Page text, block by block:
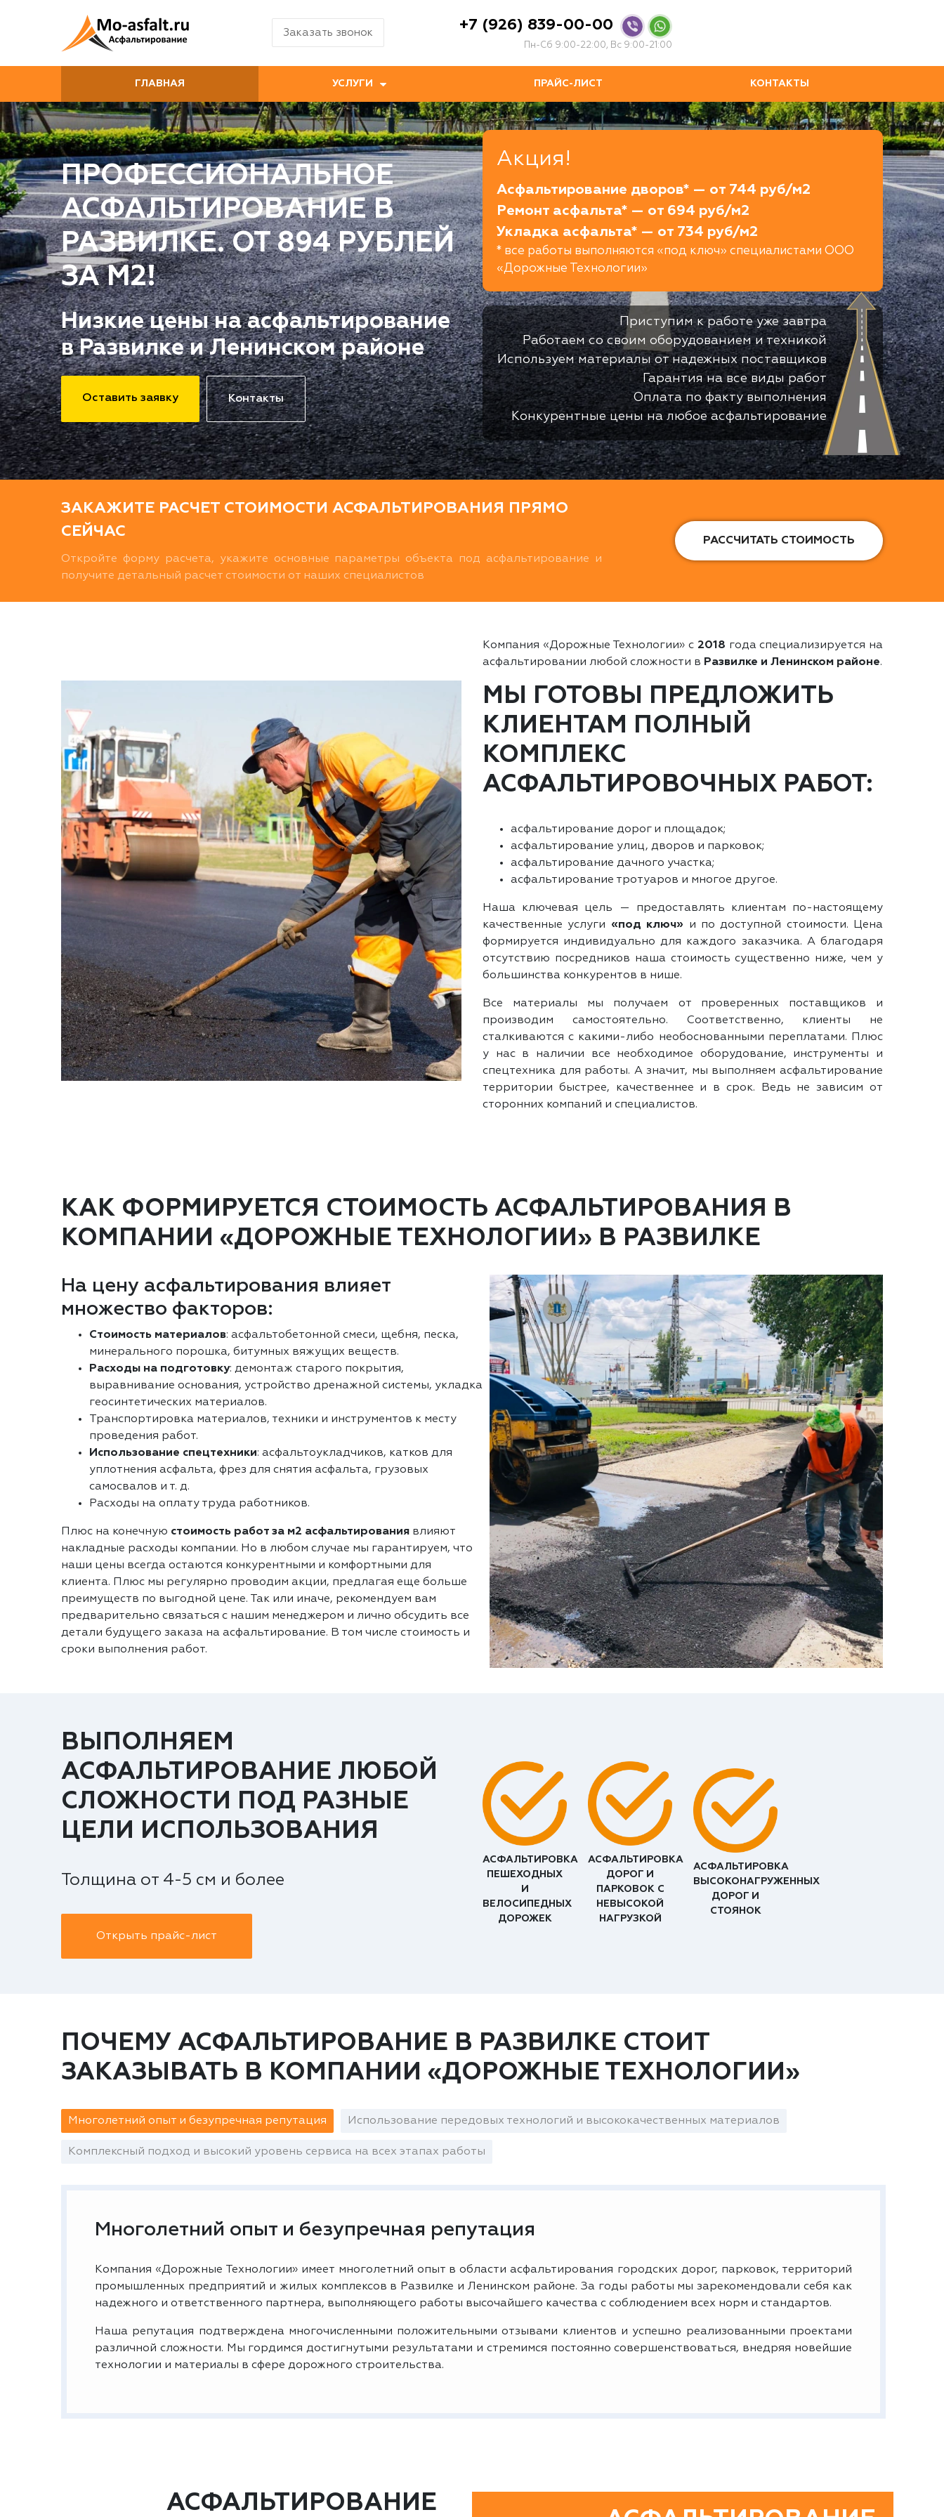
Заказать звонок +7 (926) 839-00-00
Пн-Сб 9:00-22:00, Вс 9:00-21:00
ГЛАВНАЯ УСЛУГИ ПРАЙС-ЛИСТ КОНТАКТЫ
ПРОФЕССИОНАЛЬНОЕ
АСФАЛЬТИРОВАНИЕ В
РАЗВИЛКЕ. ОТ 894 РУБЛЕЙ
ЗА М2!
Низкие цены на асфальтирование
в Развилке и Ленинском районе
Оставить заявку Контакты
Акция!
Асфальтирование дворов* — от 744 руб/м2
Ремонт асфальта* — от 694 руб/м2
Укладка асфальта* — от 734 руб/м2
* все работы выполняются «под ключ» специалистами ООО
«Дорожные Технологии»
Приступим к работе уже завтра
Работаем со своим оборудованием и техникой
Используем материалы от надежных поставщиков
Гарантия на все виды работ
Оплата по факту выполнения
Конкурентные цены на любое асфальтирование
ЗАКАЖИТЕ РАСЧЕТ СТОИМОСТИ АСФАЛЬТИРОВАНИЯ ПРЯМО
СЕЙЧАС
Откройте форму расчета, укажите основные параметры объекта под асфальтирование и
получите детальный расчет стоимости от наших специалистов
РАССЧИТАТЬ СТОИМОСТЬ
Компания «Дорожные Технологии» с 2018 года специализируется на
асфальтировании любой сложности в Развилке и Ленинском районе.
МЫ ГОТОВЫ ПРЕДЛОЖИТЬ
КЛИЕНТАМ ПОЛНЫЙ
КОМПЛЕКС
АСФАЛЬТИРОВОЧНЫХ РАБОТ:
асфальтирование дорог и площадок;
асфальтирование улиц, дворов и парковок;
асфальтирование дачного участка;
асфальтирование тротуаров и многое другое.
Наша ключевая цель — предоставлять клиентам по-настоящему
качественные услуги «под ключ» и по доступной стоимости. Цена
формируется индивидуально для каждого заказчика. А благодаря
отсутствию посредников наша стоимость существенно ниже, чем у
большинства конкурентов в нише.
Все материалы мы получаем от проверенных поставщиков и
производим самостоятельно. Соответственно, клиенты не
сталкиваются с какими-либо необоснованными переплатами. Плюс
у нас в наличии все необходимое оборудование, инструменты и
спецтехника для работы. А значит, мы выполняем асфальтирование
территории быстрее, качественнее и в срок. Ведь не зависим от
сторонних компаний и специалистов.
КАК ФОРМИРУЕТСЯ СТОИМОСТЬ АСФАЛЬТИРОВАНИЯ В
КОМПАНИИ «ДОРОЖНЫЕ ТЕХНОЛОГИИ» В РАЗВИЛКЕ
На цену асфальтирования влияет
множество факторов:
Стоимость материалов: асфальтобетонной смеси, щебня, песка,
минерального порошка, битумных вяжущих веществ.
Расходы на подготовку: демонтаж старого покрытия,
выравнивание основания, устройство дренажной системы, укладка
геосинтетических материалов.
Транспортировка материалов, техники и инструментов к месту
проведения работ.
Использование спецтехники: асфальтоукладчиков, катков для
уплотнения асфальта, фрез для снятия асфальта, грузовых
самосвалов и т. д.
Расходы на оплату труда работников.
Плюс на конечную стоимость работ за м2 асфальтирования влияют
накладные расходы компании. Но в любом случае мы гарантируем, что
наши цены всегда остаются конкурентными и комфортными для
клиента. Плюс мы регулярно проводим акции, предлагая еще больше
преимуществ по выгодной цене. Так или иначе, рекомендуем вам
предварительно связаться с нашим менеджером и лично обсудить все
детали будущего заказа на асфальтирование. В том числе стоимость и
сроки выполнения работ.
ВЫПОЛНЯЕМ
АСФАЛЬТИРОВАНИЕ ЛЮБОЙ
СЛОЖНОСТИ ПОД РАЗНЫЕ
ЦЕЛИ ИСПОЛЬЗОВАНИЯ
Толщина от 4-5 см и более
Открыть прайс-лист
АСФАЛЬТИРОВКА
ПЕШЕХОДНЫХ
И
ВЕЛОСИПЕДНЫХ
ДОРОЖЕК
АСФАЛЬТИРОВКА
ДОРОГ И
ПАРКОВОК С
НЕВЫСОКОЙ
НАГРУЗКОЙ
АСФАЛЬТИРОВКА
ВЫСОКОНАГРУЖЕННЫХ
ДОРОГ И
СТОЯНОК
ПОЧЕМУ АСФАЛЬТИРОВАНИЕ В РАЗВИЛКЕ СТОИТ
ЗАКАЗЫВАТЬ В КОМПАНИИ «ДОРОЖНЫЕ ТЕХНОЛОГИИ»
Многолетний опыт и безупречная репутация Использование передовых технологий и высококачественных материалов
Комплексный подход и высокий уровень сервиса на всех этапах работы
Многолетний опыт и безупречная репутация
Компания «Дорожные Технологии» имеет многолетний опыт в области асфальтирования городских дорог, парковок, территорий
промышленных предприятий и жилых комплексов в Развилке и Ленинском районе. За годы работы мы зарекомендовали себя как
надежного и ответственного партнера, выполняющего работы высочайшего качества с соблюдением всех норм и стандартов.
Наша репутация подтверждена многочисленными положительными отзывами клиентов и успешно реализованными проектами
различной сложности. Мы гордимся достигнутыми результатами и стремимся постоянно совершенствоваться, внедряя новейшие
технологии и материалы в сфере дорожного строительства.
АСФАЛЬТИРОВАНИЕ